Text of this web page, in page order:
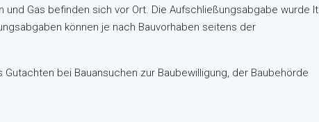
und Gas befinden sich vor Ort. Die Aufschließungsabgabe wurde lt.
können je nach Bauvorhaben seitens der
bei Bauansuchen zur Baubewilligung, der Baubehörde